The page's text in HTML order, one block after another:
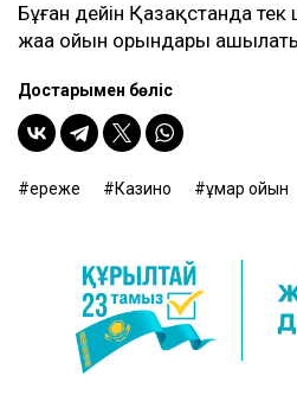
Бұған дейін Қазақстанда тек
жаңа ойын орындары
Достарыңмен бөліс
ереже Казино құмар ойын